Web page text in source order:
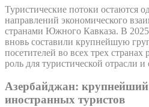
Туристические потоки остаются
направлений экономического
странами Южного Кавказа. В
вновь составили крупнейшую
посетителей во всех трех
роль для туристической отрасли и
Азербайджан:
иностранных туристов